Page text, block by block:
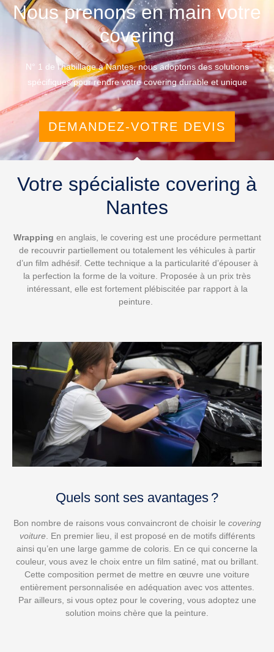
Nous prenons en main votre
covering
N° 1 de l’habillage à Nantes, nous adoptons des solutions
spécifiques pour rendre votre covering durable et unique
DEMANDEZ-VOTRE DEVIS
Votre spécialiste covering à
Nantes
Wrapping en anglais, le covering est une procédure permettant
de recouvrir partiellement ou totalement les véhicules à partir
d’un film adhésif. Cette technique a la particularité d’épouser à
la perfection la forme de la voiture. Proposée à un prix très
intéressant, elle est fortement plébiscitée par rapport à la
peinture.
Quels sont ses avantages ?
Bon nombre de raisons vous convaincront de choisir le covering
voiture. En premier lieu, il est proposé en de motifs différents
ainsi qu’en une large gamme de coloris. En ce qui concerne la
couleur, vous avez le choix entre un film satiné, mat ou brillant.
Cette composition permet de mettre en œuvre une voiture
entièrement personnalisée en adéquation avec vos attentes.
Par ailleurs, si vous optez pour le covering, vous adoptez une
solution moins chère que la peinture.